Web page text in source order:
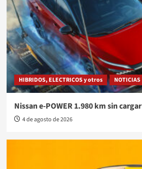
HIBRIDOS, ELECTRICOS y otros NOTICIAS
Nissan e-POWER 1.980 km sin cargar
4 de agosto de 2026